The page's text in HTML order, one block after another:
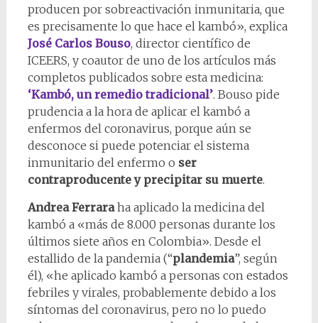
producen por sobreactivación inmunitaria, que
es precisamente lo que hace el kambó», explica
José Carlos Bouso, director científico de
ICEERS, y coautor de uno de los artículos más
completos publicados sobre esta medicina:
‘Kambó, un remedio tradicional’. Bouso pide
prudencia a la hora de aplicar el kambó a
enfermos del coronavirus, porque aún se
desconoce si puede potenciar el sistema
inmunitario del enfermo o ser
contraproducente y precipitar su muerte.
Andrea Ferraraha aplicado la medicina del
kambó a «más de 8.000 personas durante los
últimos siete años en Colombia». Desde el
estallido de la pandemia (“plandemia”, según
él), «he aplicado kambó a personas con estados
febriles y virales, probablemente debido a los
síntomas del coronavirus, pero no lo puedo